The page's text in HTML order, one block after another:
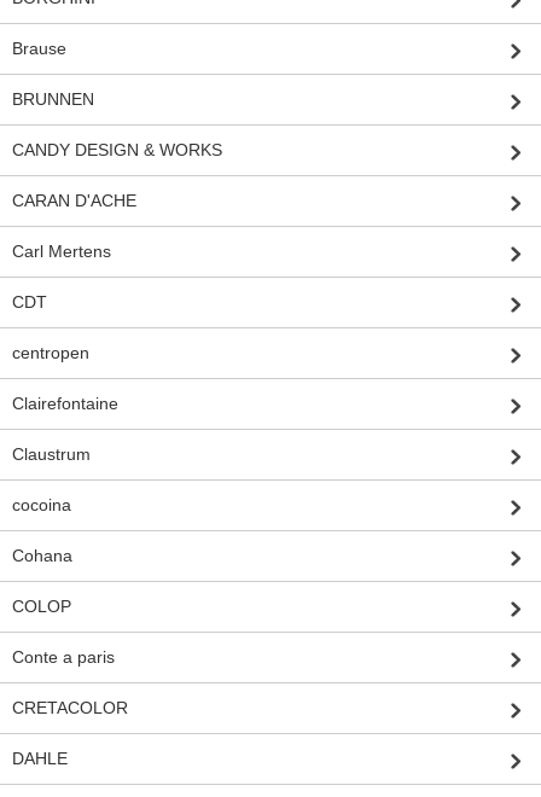
Brause
BRUNNEN
CANDY DESIGN & WORKS
CARAN D'ACHE
Carl Mertens
CDT
centropen
Clairefontaine
Claustrum
cocoina
Cohana
COLOP
Conte a paris
CRETACOLOR
DAHLE